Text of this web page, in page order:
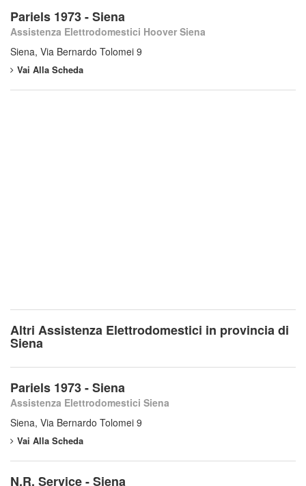
Pariels 1973 - Siena
Assistenza Elettrodomestici Hoover Siena
Siena, Via Bernardo Tolomei 9
Vai Alla Scheda
Altri Assistenza Elettrodomestici in provincia di
Siena
Pariels 1973 - Siena
Assistenza Elettrodomestici Siena
Siena, Via Bernardo Tolomei 9
Vai Alla Scheda
N.R. Service - Siena